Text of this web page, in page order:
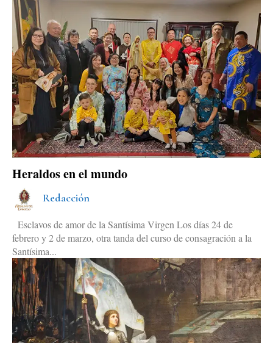
Heraldos en el mundo
Redacción
Esclavos de amor de la Santísima Virgen Los días 24 de
febrero y 2 de marzo, otra tanda del curso de consagración a la
Santísima...